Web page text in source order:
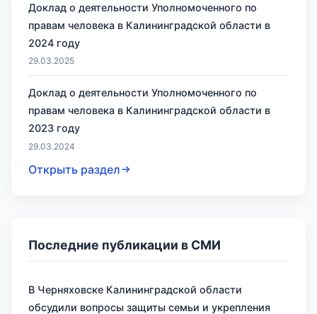
Доклад о деятельности Уполномоченного по
правам человека в Калининградской области в
2024 году
29.03.2025
Доклад о деятельности Уполномоченного по
правам человека в Калининградской области в
2023 году
29.03.2024
Открыть раздел
Последние публикации в СМИ
В Черняховске Калининградской области
обсудили вопросы защиты семьи и укрепления